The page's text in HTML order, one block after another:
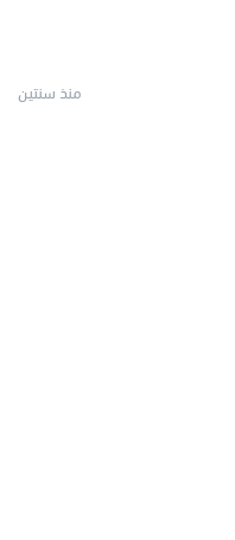
منذ سنتين